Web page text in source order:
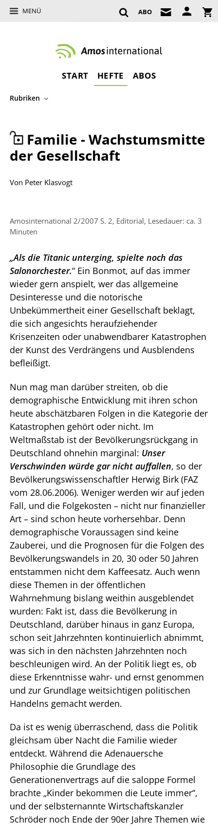
MENÜ ABO
START HEFTE ABOS
Rubriken
Familie - Wachstumsmitte
der Gesellschaft
Von Peter Klasvogt
Amosinternational 2/2007 S. 2, Editorial, Lesedauer: ca. 3
Minuten
„Als die Titanic unterging, spielte noch das
Salonorchester.“ Ein Bonmot, auf das immer
wieder gern anspielt, wer das allgemeine
Desinteresse und die notorische
Unbekümmertheit einer Gesellschaft beklagt,
die sich angesichts heraufziehender
Krisenzeiten oder unabwendbarer Katastrophen
der Kunst des Verdrängens und Ausblendens
befleißigt.
Nun mag man darüber streiten, ob die
demographische Entwicklung mit ihren schon
heute abschätzbaren Folgen in die Kategorie der
Katastrophen gehört oder nicht. Im
Weltmaßstab ist der Bevölkerungsrückgang in
Deutschland ohnehin marginal: Unser
Verschwinden würde gar nicht auffallen, so der
Bevölkerungswissenschaftler Herwig Birk (FAZ
vom 28.06.2006). Weniger werden wir auf jeden
Fall, und die Folgekosten – nicht nur finanzieller
Art – sind schon heute vorhersehbar. Denn
demographische Voraussagen sind keine
Zauberei, und die Prognosen für die Folgen des
Bevölkerungswandels in 20, 30 oder 50 Jahren
entstammen nicht dem Kaffeesatz. Auch wenn
diese Themen in der öffentlichen
Wahrnehmung bislang weithin ausgeblendet
wurden: Fakt ist, dass die Bevölkerung in
Deutschland, darüber hinaus in ganz Europa,
schon seit Jahrzehnten kontinuierlich abnimmt,
was sich in den nächsten Jahrzehnten noch
beschleunigen wird. An der Politik liegt es, ob
diese Erkenntnisse wahr- und ernst genommen
und zur Grundlage weitsichtigen politischen
Handelns gemacht werden.
Da ist es wenig überraschend, dass die Politik
gleichsam über Nacht die Familie wieder
entdeckt. Während die Adenauersche
Philosophie die Grundlage des
Generationenvertrags auf die saloppe Formel
brachte „Kinder bekommen die Leute immer“,
und der selbsternannte Wirtschaftskanzler
Schröder noch Ende der 90er Jahre Themen wie